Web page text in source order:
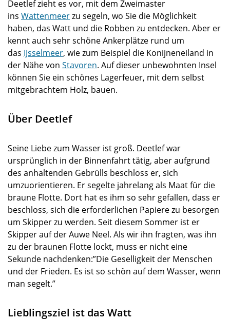
Deetlef zieht es vor, mit dem Zweimaster
ins Wattenmeerzu segeln, wo Sie die Möglichkeit
haben, das Watt und die Robben zu entdecken. Aber er
kennt auch sehr schöne Ankerplätze rund um
das IJsselmeer, wie zum Beispiel die Konijneneiland in
der Nähe von Stavoren. Auf dieser unbewohnten Insel
können Sie ein schönes Lagerfeuer, mit dem selbst
mitgebrachtem Holz, bauen.
Über Deetlef
Seine Liebe zum Wasser ist groß. Deetlef war
ursprünglich in der Binnenfahrt tätig, aber aufgrund
des anhaltenden Gebrülls beschloss er, sich
umzuorientieren. Er segelte jahrelang als Maat für die
braune Flotte. Dort hat es ihm so sehr gefallen, dass er
beschloss, sich die erforderlichen Papiere zu besorgen
um Skipper zu werden. Seit diesem Sommer ist er
Skipper auf der Auwe Neel. Als wir ihn fragten, was ihn
zu der braunen Flotte lockt, muss er nicht eine
Sekunde nachdenken:”Die Geselligkeit der Menschen
und der Frieden. Es ist so schön auf dem Wasser, wenn
man segelt.”
Lieblingsziel ist das Watt